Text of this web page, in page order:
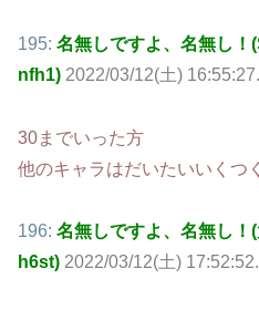
195: 名無しですよ、名無し
nfh1) 2022/03/12(土)
30までいった方
他のキャラはだいたいいくつ
196: 名無しですよ、名無し！
h6st) 2022/03/12(土)